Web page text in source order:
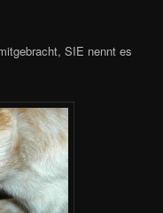
SIE nennt es